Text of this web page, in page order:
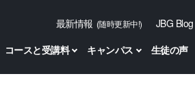
最新情報 (随時更新中!) JBG Blog
コースと受講料 キャンパス 生徒の声